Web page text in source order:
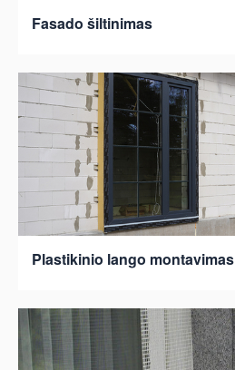
Fasado šiltinimas
Plastikinio lango montavimas